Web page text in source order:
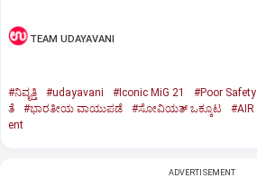
TEAM UDAYAVANI
#ನಿವೃತ್ತಿ #udayavani #Iconic MiG 21 #Poor Safety
ತೆ
#ಭಾರತೀಯ ವಾಯುಪಡೆ #ಸೋವಿಯತ್‌ ಒಕ್ಕೂಟ #AIR
ent
ADVERTISEMENT